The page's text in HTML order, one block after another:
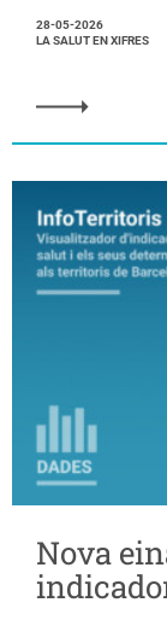
28-05-2026
LA SALUT EN XIFRES
Nova